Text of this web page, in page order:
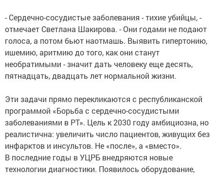
- Сердечно-сосудистые заболевания - тихие убийцы, -
отмечает Светлана Шакирова. - Они годами не подают
голоса, а потом бьют наотмашь. Выявить гипертонию,
ишемию, аритмию до того, как они станут
необратимыми - значит дать человеку еще десять,
пятнадцать, двадцать лет нормальной жизни.
Эти задачи прямо перекликаются с республиканской
программой «Борьба с сердечно-сосудистыми
заболеваниями в РТ». Цель к 2030 году амбициозна, но
реалистична: увеличить число пациентов, живущих без
инфарктов и инсультов. Не «после», а «вместо».
В последние годы в УЦРБ внедряются новые
технологии диагностики. Появилось оборудование,